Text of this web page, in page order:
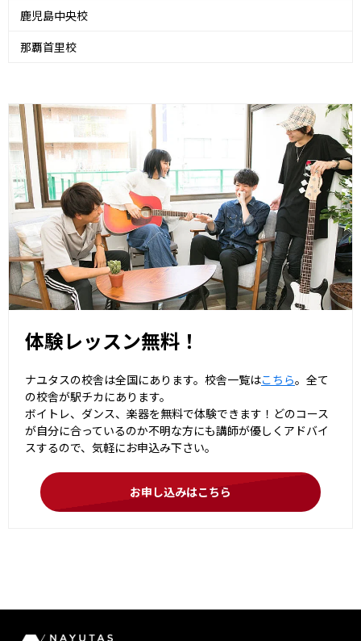
鹿児島中央校
那覇首里校
体験レッスン無料！
ナユタスの校舎は全国にあります。校舎一覧はこちら。全て
の校舎が駅チカにあります。
ボイトレ、ダンス、楽器を無料で体験できます！どのコース
が自分に合っているのか不明な方にも講師が優しくアドバイ
スするので、気軽にお申込み下さい。
お申し込みはこちら